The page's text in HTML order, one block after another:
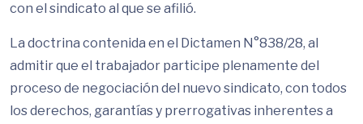
con el sindicato al que se afilió.
La doctrina contenida en el Dictamen N°838/28, al
admitir que el trabajador participe plenamente del
proceso de negociación del nuevo sindicato, con todos
los derechos, garantías y prerrogativas inherentes a